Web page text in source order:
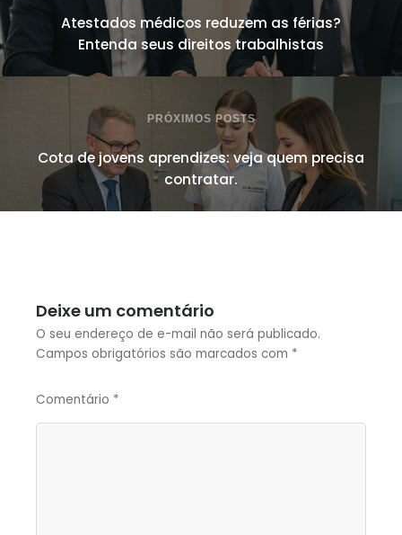
Atestados médicos reduzem as férias?
Entenda seus direitos trabalhistas
PRÓXIMOS POSTS
Cota de jovens aprendizes: veja quem precisa
contratar.
Deixe um comentário
O seu endereço de e-mail não será publicado.
Campos obrigatórios são marcados com *
Comentário *